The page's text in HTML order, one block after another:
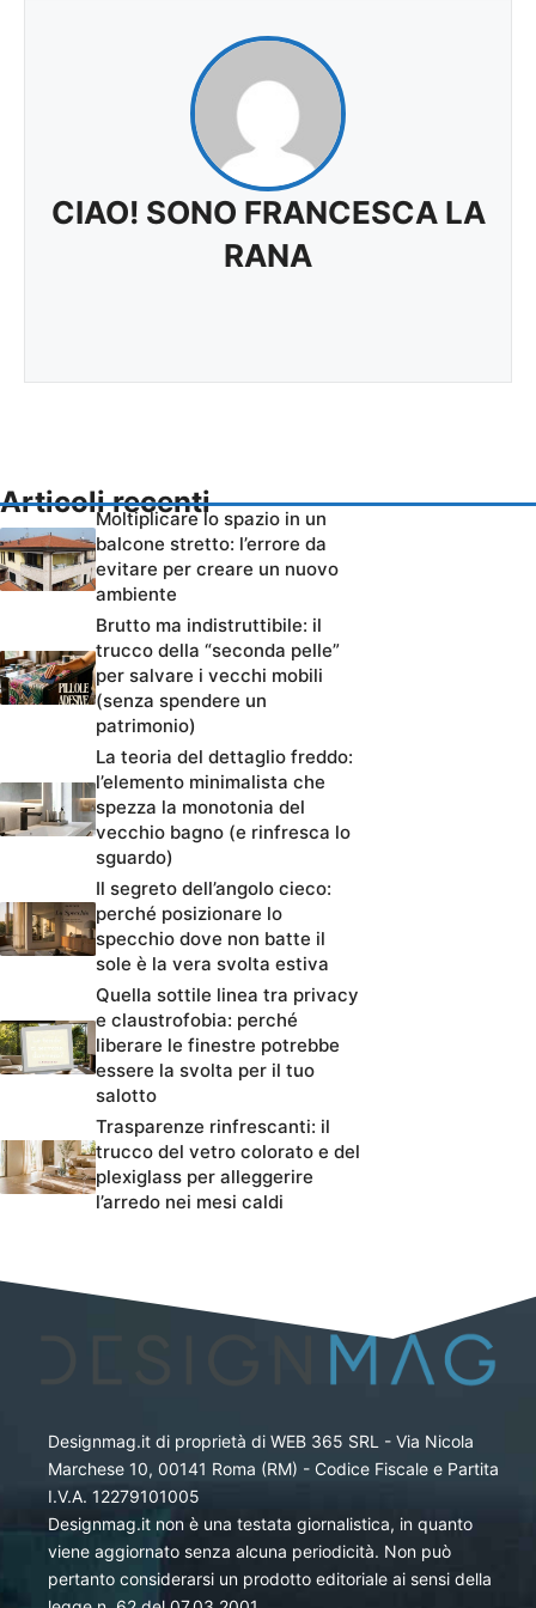
CIAO! SONO FRANCESCA LA
RANA
Articoli recenti
Moltiplicare lo spazio in un
balcone stretto: l’errore da
evitare per creare un nuovo
ambiente
Brutto ma indistruttibile: il
trucco della “seconda pelle”
per salvare i vecchi mobili
(senza spendere un
patrimonio)
La teoria del dettaglio freddo:
l’elemento minimalista che
spezza la monotonia del
vecchio bagno (e rinfresca lo
sguardo)
Il segreto dell’angolo cieco:
perché posizionare lo
specchio dove non batte il
sole è la vera svolta estiva
Quella sottile linea tra privacy
e claustrofobia: perché
liberare le finestre potrebbe
essere la svolta per il tuo
salotto
Trasparenze rinfrescanti: il
trucco del vetro colorato e del
plexiglass per alleggerire
l’arredo nei mesi caldi
Designmag.it di proprietà di WEB 365 SRL - Via Nicola
Marchese 10, 00141 Roma (RM) - Codice Fiscale e Partita
I.V.A. 12279101005
Designmag.it non è una testata giornalistica, in quanto
viene aggiornato senza alcuna periodicità. Non può
pertanto considerarsi un prodotto editoriale ai sensi della